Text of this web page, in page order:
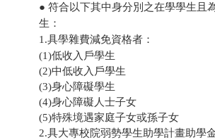
● 符合以下其中身分別之在學學生且
生：
1.具學雜費減免資格者：
(1)低收入戶學生
(2)中低收入戶學生
(3)身心障礙學生
(4)身心障礙人士子女
(5)特殊境遇家庭子女或孫子女
2.具大專校院弱勢學生助學計畫助學